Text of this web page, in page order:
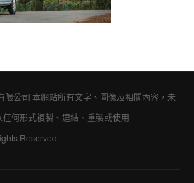
限公司 本網站所有文字、圖像及相關內容，未
何形式複製、連結、重製或使用
Reserved